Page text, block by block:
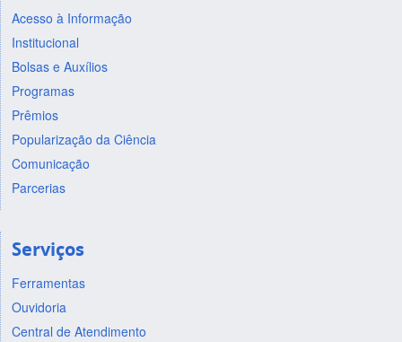
Acesso à Informação
Institucional
Bolsas e Auxílios
Programas
Prêmios
Popularização da Ciência
Comunicação
Parcerias
Serviços
Ferramentas
Ouvidoria
Central de Atendimento